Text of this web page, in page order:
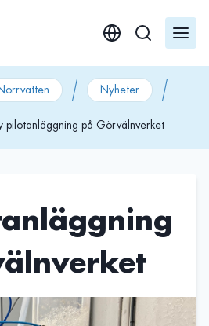
Nyheter
pilotanläggning på Görvälnverket